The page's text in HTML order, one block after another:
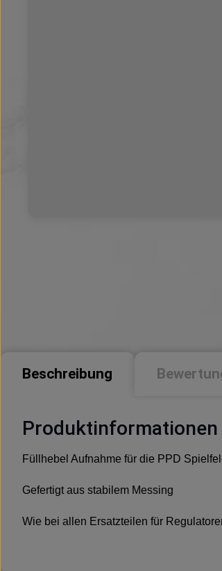
Beschreibung
Produktinformationen
Füllhebel Aufnahme für die PPD
Gefertigt aus stabilem Messing
Wie bei allen Ersatzteilen für